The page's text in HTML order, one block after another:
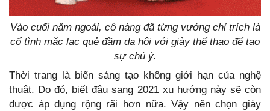
Vào cuối năm ngoái, cô nàng đã từng vướng chỉ trích là
cố tình mặc lạc quẻ đầm dạ hội với giày thể thao để tạo
sự chú ý.
Thời trang là biển sáng tạo không giới hạn của nghệ
thuật. Do đó, biết đâu sang 2021 xu hướng này sẽ còn
được áp dụng rộng rãi hơn nữa. Vậy nên chọn giày